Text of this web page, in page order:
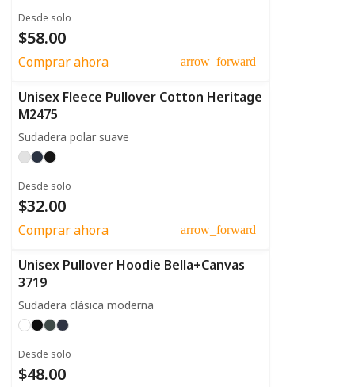
Desde solo
$58.00
Comprar ahora arrow_forward
Unisex Fleece Pullover Cotton Heritage
M2475
Sudadera polar suave
Desde solo
$32.00
Comprar ahora arrow_forward
Unisex Pullover Hoodie Bella+Canvas
3719
Sudadera clásica moderna
Desde solo
$48.00